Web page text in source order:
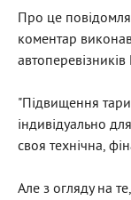
Про це
коментар
"Підвищення
індивідуально
своя технічна,
Але з огляду на